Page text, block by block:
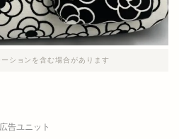
ションを含む場合があります
告ユニット